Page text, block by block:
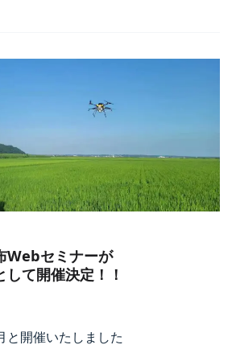
Webセミナーが​
して​開催決定！！
と​開催いたしました​
が​